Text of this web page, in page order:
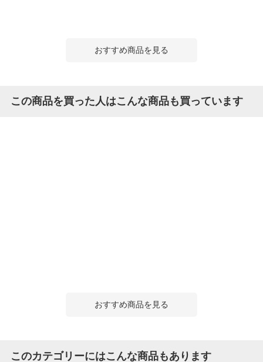
おすすめ商品を見る
この商品を買った人はこんな商品も買っています
おすすめ商品を見る
このカテゴリーにはこんな商品もあります